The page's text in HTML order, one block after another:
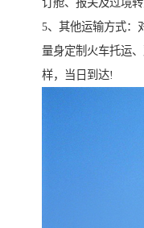
5、其他运输方式：
量身定制火车托运
样，当日到达!